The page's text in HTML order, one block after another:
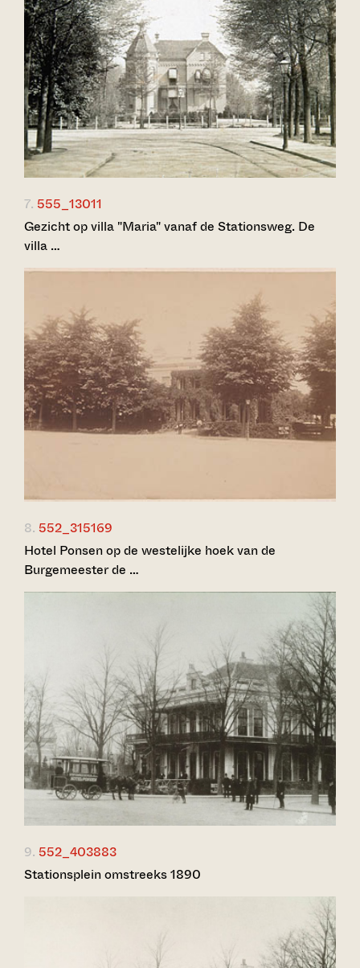
7. 555_13011
Gezicht op villa "Maria" vanaf de Stationsweg. De
villa …
8. 552_315169
Hotel Ponsen op de westelijke hoek van de
Burgemeester de …
9. 552_403883
Stationsplein omstreeks 1890